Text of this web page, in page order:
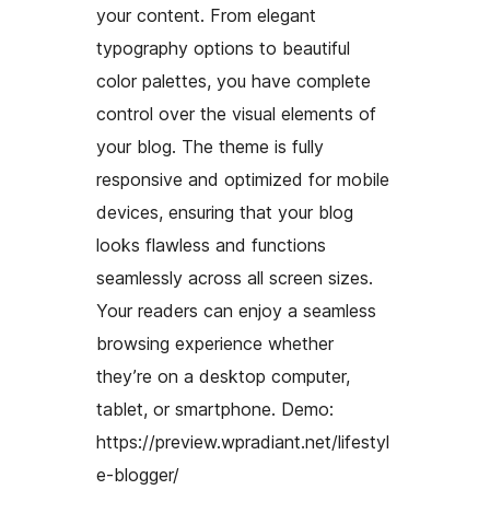
your content. From elegant
typography options to beautiful
color palettes, you have complete
control over the visual elements of
your blog. The theme is fully
responsive and optimized for mobile
devices, ensuring that your blog
looks flawless and functions
seamlessly across all screen sizes.
Your readers can enjoy a seamless
browsing experience whether
they’re on a desktop computer,
tablet, or smartphone. Demo:
https://preview.wpradiant.net/lifestyl
e-blogger/